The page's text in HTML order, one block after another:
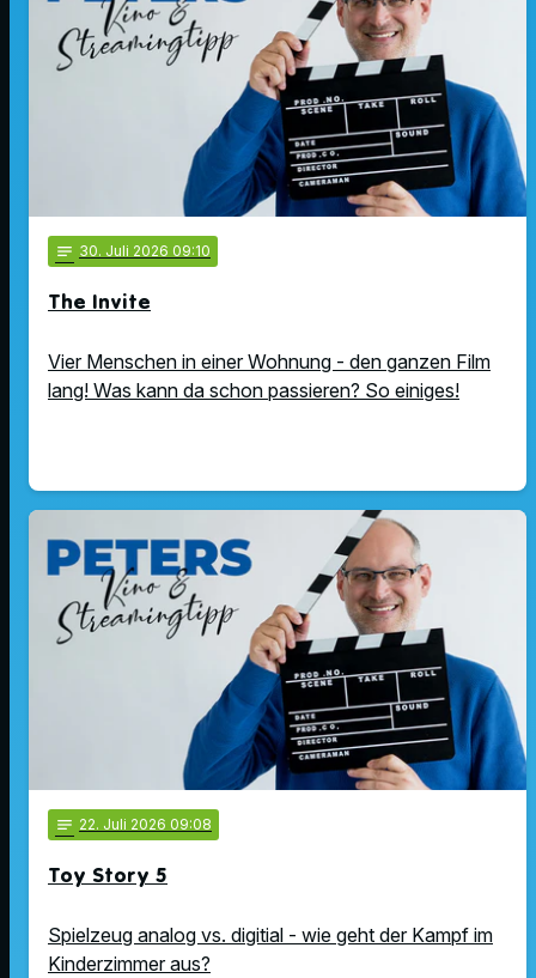
notes 30. Juli 2026 09:10
The Invite
Vier Menschen in einer Wohnung - den ganzen Film
lang! Was kann da schon passieren? So einiges!
notes 22. Juli 2026 09:08
Toy Story 5
Spielzeug analog vs. digitial - wie geht der Kampf im
Kinderzimmer aus?